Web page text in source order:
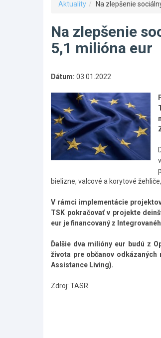
Aktuality Na zlepšenie
Na zlepšenie
5,1 milióna eur
Dátum: 03.01.2022
bielizne, valcové a korytové
V rámci implementácie
TSK pokračovať v projekte
eur je financovaný z
Ďalšie dva milióny eur budú z
života pre občanov
Assistance Living).
Zdroj: TASR